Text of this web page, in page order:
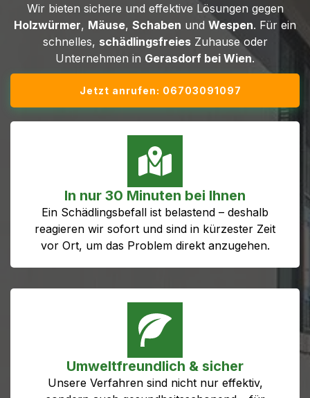
Wir bieten sichere und effektive Lösungen gegen
Holzwürmer, Mäuse, Schaben und Wespen. Für ein
schnelles, schädlingsfreiesZuhause oder
Unternehmen in Gerasdorf bei Wien.
Jetzt anrufen: 06703091097
In nur 30 Minuten bei Ihnen
Ein Schädlingsbefall ist belastend – deshalb
reagieren wir sofort und sind in kürzester Zeit
vor Ort, um das Problem direkt anzugehen.
Umweltfreundlich & sicher
Unsere Verfahren sind nicht nur effektiv,